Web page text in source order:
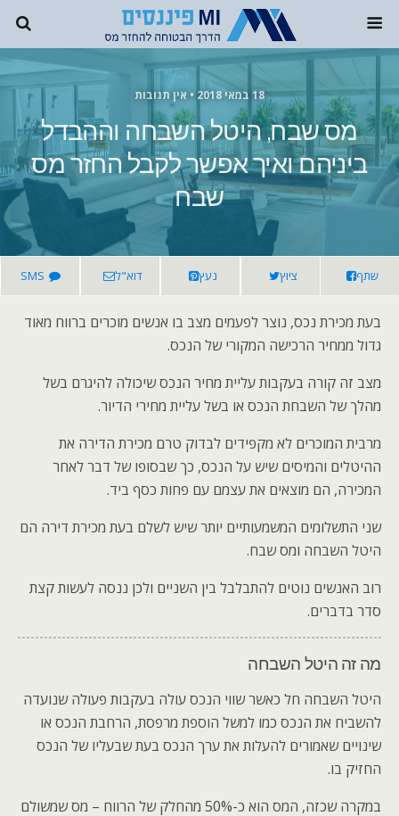
18 במאי 2018 • אין תגובות
מס שבח, היטל השבחה וההבדל
ביניהם ואיך אפשר לקבל החזר מס
שבח
שתף ציוץ נעץ דוא"ל SMS
בעת מכירת נכס, נוצר לפעמים מצב בו אנשים מוכרים ברווח מאוד
גדול ממחיר הרכישה המקורי של הנכס.
מצב זה קורה בעקבות עליית מחיר הנכס שיכולה להיגרם בשל
מהלך של השבחת הנכס או בשל עליית מחירי הדיור.
מרבית המוכרים לא מקפידים לבדוק טרם מכירת הדירה את
ההיטלים והמיסים שיש על הנכס, כך שבסופו של דבר לאחר
המכירה, הם מוצאים את עצמם עם פחות כסף ביד.
שני התשלומים המשמעותיים יותר שיש לשלם בעת מכירת דירה הם
היטל השבחה ומס שבח.
רוב האנשים נוטים להתבלבל בין השניים ולכן ננסה לעשות קצת
סדר בדברים.
מה זה היטל השבחה
היטל השבחה חל כאשר שווי הנכס עולה בעקבות פעולה שנועדה
להשביח את הנכס כמו למשל הוספת מרפסת, הרחבת הנכס או
שינויים שאמורים להעלות את ערך הנכס בעת שבעליו של הנכס
החזיק בו.
במקרה שכזה, המס הוא כ-50% מהחלק של הרווח – מס שמשולם